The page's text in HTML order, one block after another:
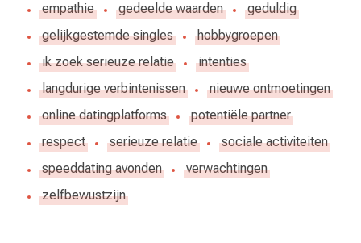
empathie
gedeelde waarden
geduldig
gelijkgestemde singles
hobbygroepen
ik zoek serieuze relatie
intenties
langdurige verbintenissen
nieuwe ontmoetingen
online datingplatforms
potentiële partner
respect
serieuze relatie
sociale activiteiten
speeddating avonden
verwachtingen
zelfbewustzijn